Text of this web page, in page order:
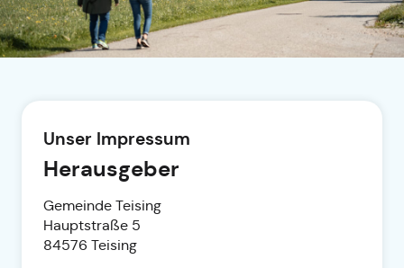
Unser Impressum
Herausgeber
Gemeinde Teising
Hauptstraße 5
84576 Teising